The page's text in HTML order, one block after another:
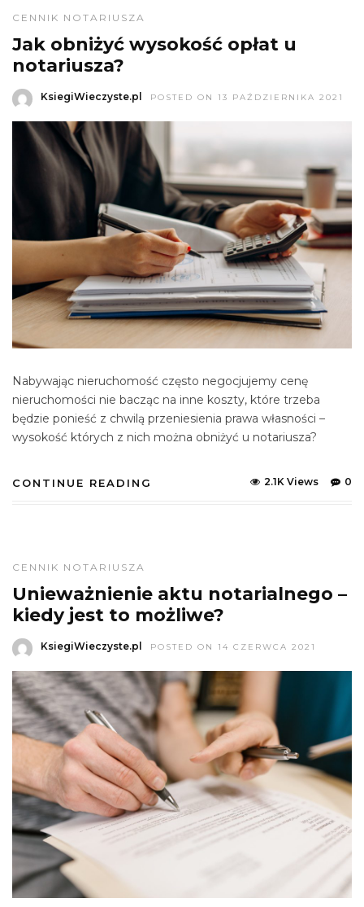
CENNIK NOTARIUSZA
Jak obniżyć wysokość opłat u
notariusza?
KsiegiWieczyste.pl POSTED ON 13 PAŹDZIERNIKA 2021
Nabywając nieruchomość często negocjujemy cenę
nieruchomości nie bacząc na inne koszty, które trzeba
będzie ponieść z chwilą przeniesienia prawa własności –
wysokość których z nich można obniżyć u notariusza?
CONTINUE READING 0
2.1K Views
CENNIK NOTARIUSZA
Unieważnienie aktu notarialnego –
kiedy jest to możliwe?
KsiegiWieczyste.pl POSTED ON 14 CZERWCA 2021